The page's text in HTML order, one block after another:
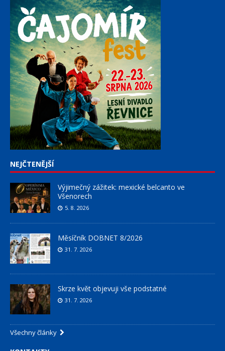
NEJČTENĚJŠÍ
Výjimečný zážitek: mexické belcanto ve
Všenorech
5. 8. 2026
Měsíčník DOBNET 8/2026
31. 7. 2026
Skrze květ objevuji vše podstatné
31. 7. 2026
Všechny články